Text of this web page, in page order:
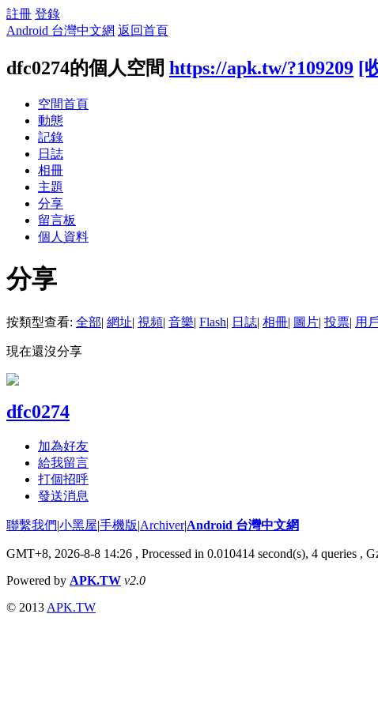
註冊 登錄
Android 台灣中文網 返回首頁
dfc0274的個人空間 https://apk.tw/?109209 [
空間首頁
動態
記錄
日誌
相冊
主題
分享
留言板
個人資料
分享
按類型查看: 全部| 網址| 視頻| 音樂| Flash| 日誌| 相冊| 圖片| 投票| 用
現在還沒分享
dfc0274
加為好友
給我留言
打個招呼
發送消息
聯繫我們|小黑屋|手機版|Archiver|Android 台灣中文網
GMT+8, 2026-8-8 14:26 , Processed in 0.010414 second(s), 4 queries ,
Powered by APK.TW v2.0
© 2013 APK.TW